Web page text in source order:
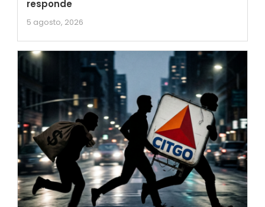
responde
5 agosto, 2026